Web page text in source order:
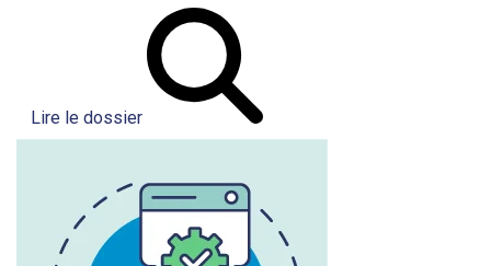
Lire le dossier